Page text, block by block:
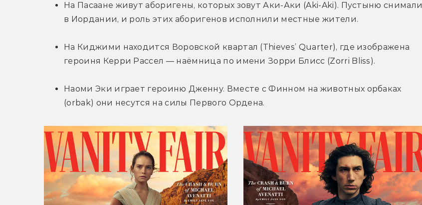
На Пасаане живут аборигены, которых зовут Аки-Аки (Aki-Aki). Пустыню снимали
в Иордании, и роль этих аборигенов исполнили местные жители.
На Киджими находится Воровской квартал (Thieves’ Quarter), где изображена
героиня Керри Рассел — наёмница по имени Зорри Блисс (Zorri Bliss).
Наоми Эки играет героиню Дженну. Вместе с Финном на животных орбаках
(orbak) они несутся на силы Первого Ордена.